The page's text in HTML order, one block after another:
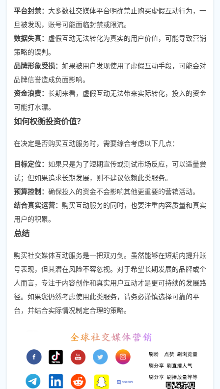
平台封禁： 大多数社交媒体平台明确禁止购买虚假互动行为，一
旦被发现，账号可能面临封禁或限流。
数据失真： 虚假互动无法转化为真实的用户价值，可能导致营销
策略的误判。
品牌形象受损： 如果被用户发现使用了虚假互动手段，可能会对
品牌信誉造成负面影响。
资金浪费： 长期来看，虚假互动无法带来实际转化，投入的资金
可能打水漂。
如何权衡投资价值？
在决定是否购买互动服务时，需要综合考虑以下几点：
目标定位： 如果只是为了短期宣传或测试市场反应，可以适量尝
试；但如果追求长期发展，则不建议依赖此类服务。
预算控制： 确保投入的资金不会影响其他更重要的营销活动。
结合真实运营： 购买互动服务的同时，也要注重内容质量和真实
用户的积累。
总结
购买社交媒体互动服务是一把双刃剑。虽然能够在短期内提升账
号表现，但其潜在风险不容忽视。对于希望长期发展的品牌或个
人而言，专注于内容创作和真实用户互动才是更可持续的发展路
径。如果您仍然考虑使用此类服务，请务必谨慎选择可靠的平
台，并结合实际情况制定合理的策略。